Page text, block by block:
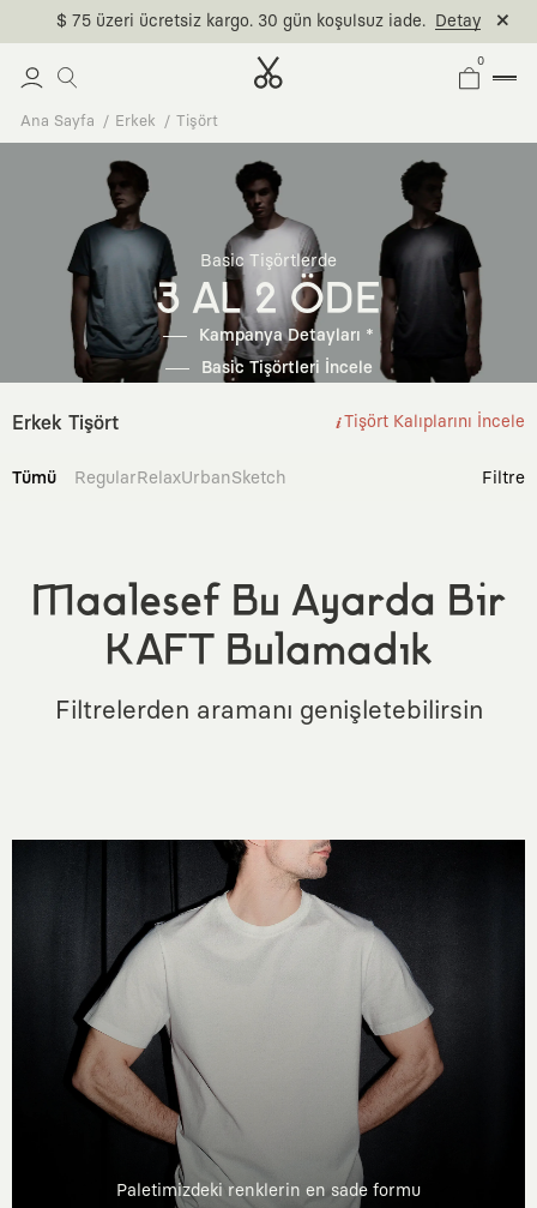
$ 75 üzeri ücretsiz kargo. 30 gün koşulsuz iade. Detay
0
Ana Sayfa Erkek Tişört
Basic Tişörtlerde
3 AL 2 ÖDE
Kampanya Detayları *
Basic Tişörtleri İncele
Erkek Tişört Tişört Kalıplarını İncele
Tümü RegularRelaxUrbanSketch Filtre
Maalesef Bu Ayarda Bir
KAFT Bulamadık
Filtrelerden aramanı genişletebilirsin
Paletimizdeki renklerin en sade formu